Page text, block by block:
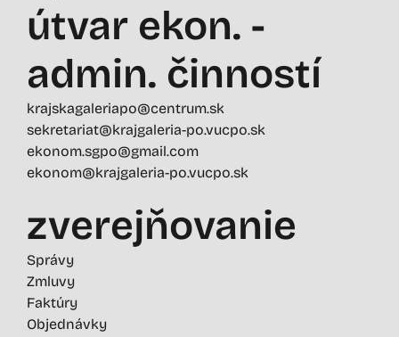
útvar ekon. -
admin. činností
krajskagaleriapo@centrum.sk
sekretariat@krajgaleria-po.vucpo.sk
ekonom.sgpo@gmail.com
ekonom@krajgaleria-po.vucpo.sk
zverejňovanie
Správy
Zmluvy
Faktúry
Objednávky